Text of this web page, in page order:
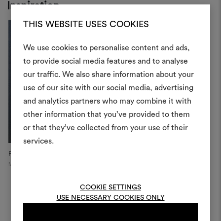
THIS WEBSITE USES COOKIES
We use cookies to personalise content and ads,
to provide social media features and to analyse
our traffic. We also share information about your
use of our site with our social media, advertising
and analytics partners who may combine it with
other information that you’ve provided to them
or that they’ve collected from your use of their
services.
COOKIE SETTINGS
USE NECESSARY COOKIES ONLY
Inspiration
Fabric-covered screen
Milan
Crea
Uno strumento interattivo
e condividere le tue idee,